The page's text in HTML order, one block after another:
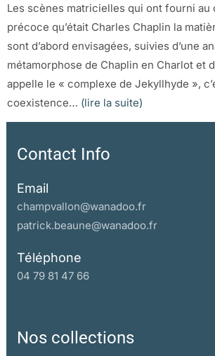
Les scènes matricielles qui ont fourni au
précoce qu’était Charles Chaplin la
sont d’abord envisagées, suivies d’une
métamorphose de Chaplin en Charlot et
appelle le « complexe de Jekyllhyde »,
coexistence… (lire la suite)
Contact Info
Email
champvallon@wanadoo.fr
patrick.beaune@wanadoo.fr
Téléphone
04 79 81 47 66
Nos collections